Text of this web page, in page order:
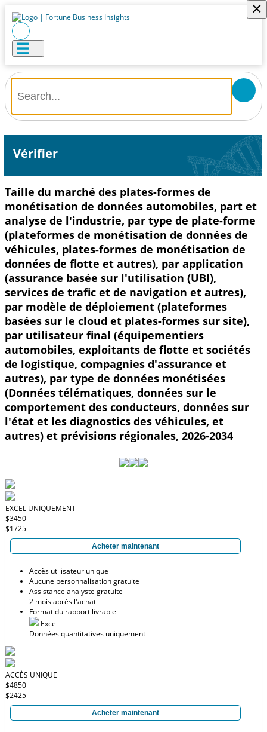
×
Vérifier
Taille du marché des plates-formes de
monétisation de données automobiles, part et
analyse de l'industrie, par type de plate-forme
(plateformes de monétisation de données de
véhicules, plates-formes de monétisation de
données de flotte et autres), par application
(assurance basée sur l'utilisation (UBI),
services de trafic et de navigation et autres),
par modèle de déploiement (plateformes
basées sur le cloud et plates-formes sur site),
par utilisateur final (équipementiers
automobiles, exploitants de flotte et sociétés
de logistique, compagnies d'assurance et
autres), par type de données monétisées
(Données télématiques, données sur le
comportement des conducteurs, données sur
l'état et les diagnostics des véhicules, et
autres) et prévisions régionales, 2026-2034
EXCEL UNIQUEMENT
$3450
$1725
Acheter maintenant
Accès utilisateur unique
Aucune personnalisation gratuite
Assistance analyste gratuite
2 mois après l'achat
Format du rapport livrable
Excel
Données quantitatives uniquement
ACCÈS UNIQUE
$4850
$2425
Acheter maintenant